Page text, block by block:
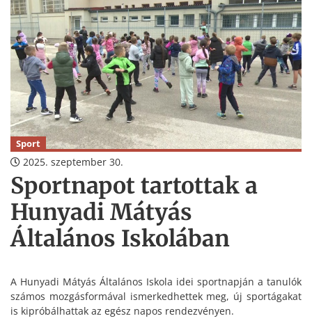
Sport
2025. szeptember 30.
Sportnapot tartottak a
Hunyadi Mátyás
Általános Iskolában
A Hunyadi Mátyás Általános Iskola idei sportnapján a tanulók
számos mozgásformával ismerkedhettek meg, új sportágakat
is kipróbálhattak az egész napos rendezvényen.